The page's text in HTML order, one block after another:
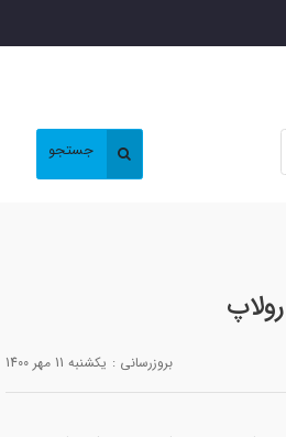
جستجو
بروزرسانی : يکشنبه 11 مهر 1400